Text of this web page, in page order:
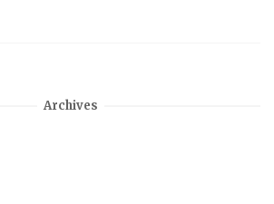
Archives